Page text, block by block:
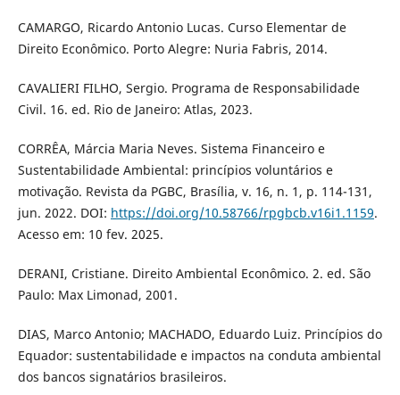
CAMARGO, Ricardo Antonio Lucas. Curso Elementar de
Direito Econômico. Porto Alegre: Nuria Fabris, 2014.
CAVALIERI FILHO, Sergio. Programa de Responsabilidade
Civil. 16. ed. Rio de Janeiro: Atlas, 2023.
CORRÊA, Márcia Maria Neves. Sistema Financeiro e
Sustentabilidade Ambiental: princípios voluntários e
motivação. Revista da PGBC, Brasília, v. 16, n. 1, p. 114-131,
jun. 2022. DOI: https://doi.org/10.58766/rpgbcb.v16i1.1159.
Acesso em: 10 fev. 2025.
DERANI, Cristiane. Direito Ambiental Econômico. 2. ed. São
Paulo: Max Limonad, 2001.
DIAS, Marco Antonio; MACHADO, Eduardo Luiz. Princípios do
Equador: sustentabilidade e impactos na conduta ambiental
dos bancos signatários brasileiros.